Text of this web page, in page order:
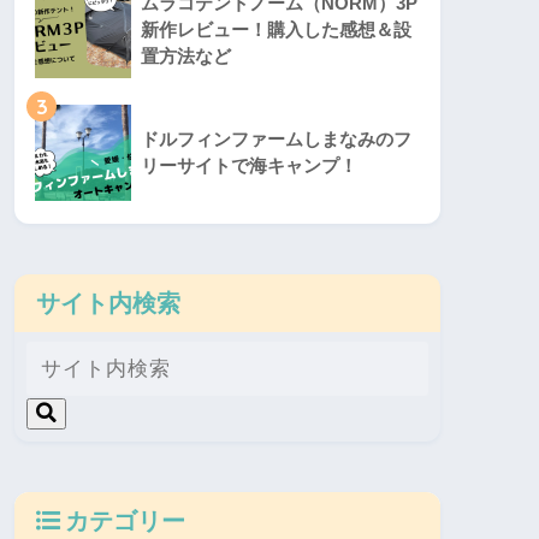
新作レビュー！購入した感想＆設
置方法など
3
ドルフィンファームしまなみのフ
リーサイトで海キャンプ！
サイト内検索
カテゴリー